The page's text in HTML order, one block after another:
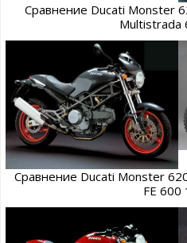
Сравнение Ducati Monster
Multistrada
Сравнение Ducati Monster
FE 600